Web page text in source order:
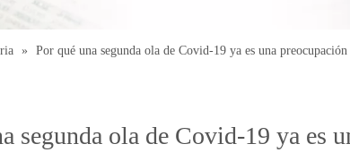
» Por qué una segunda ola de Covid-19 ya es una preocupación
segunda ola de Covid-19 ya es